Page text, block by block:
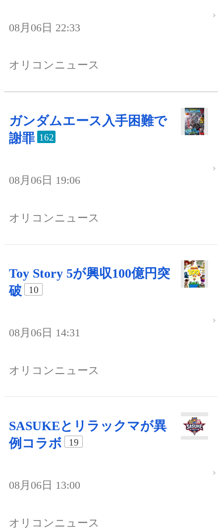
08月06日 22:33
オリコンニュース
ガンダムエース入手困難で
謝罪 162
08月06日 19:06
オリコンニュース
Toy Story 5が興収100億円突
破
10
08月06日 14:31
オリコンニュース
SASUKEとリラックマが異
例コラボ
19
08月06日 13:00
オリコンニュース